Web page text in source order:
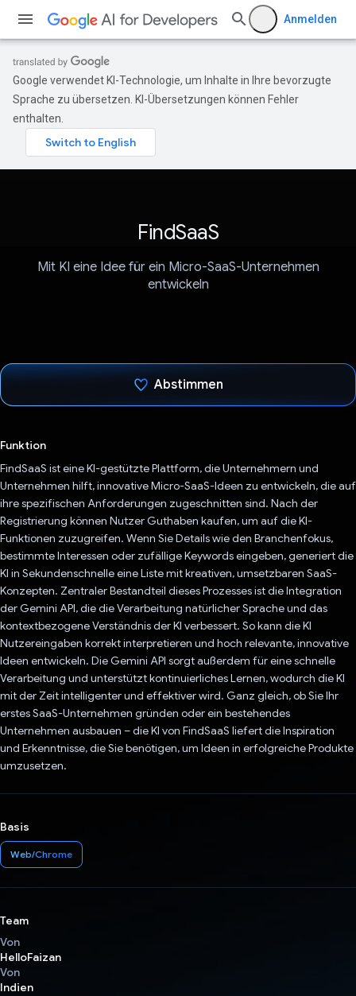
Anmelden
Google verwendet KI-Technologie, um Inhalte in Ihre bevorzugte
Sprache zu übersetzen. KI-Übersetzungen können Fehler
enthalten.
FindSaaS
Mit KI eine Idee für ein Micro-SaaS-Unternehmen
entwickeln
Abstimmen
Funktion
FindSaaS ist eine KI-gestützte Plattform, die Unternehmern und
Unternehmen hilft, innovative Micro-SaaS-Ideen zu entwickeln, die auf
ihre spezifischen Anforderungen zugeschnitten sind. Nach der
Registrierung können Nutzer Guthaben kaufen, um auf die KI-
Funktionen zuzugreifen. Wenn Sie Details wie den Branchenfokus,
bestimmte Interessen oder zufällige Keywords eingeben, generiert die
KI in Sekundenschnelle eine Liste mit kreativen, umsetzbaren SaaS-
Konzepten. Zentraler Bestandteil dieses Prozesses ist die Integration
der Gemini API, die die Verarbeitung natürlicher Sprache und das
kontextbezogene Verständnis der KI verbessert. So kann die KI
Nutzereingaben korrekt interpretieren und hoch relevante, innovative
Ideen entwickeln. Die Gemini API sorgt außerdem für eine schnelle
Verarbeitung und unterstützt kontinuierliches Lernen, wodurch die KI
mit der Zeit intelligenter und effektiver wird. Ganz gleich, ob Sie Ihr
erstes SaaS-Unternehmen gründen oder ein bestehendes
Unternehmen ausbauen – die KI von FindSaaS liefert die Inspiration
und Erkenntnisse, die Sie benötigen, um Ideen in erfolgreiche Produkte
umzusetzen.
Basis
Web/Chrome
Team
Von
HelloFaizan
Von
Indien